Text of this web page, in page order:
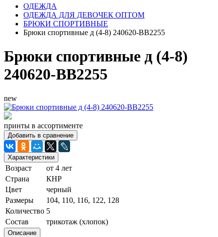
ОДЕЖДА
ОДЕЖДА ДЛЯ ДЕВОЧЕК ОПТОМ
БРЮКИ СПОРТИВНЫЕ
Брюки спортивные д (4-8) 240620-BB2255
Брюки спортивные д (4-8)
240620-BB2255
new
принты в ассортименте
Добавить в сравнение
Характеристики
Возраст
от 4 лет
Страна
КНР
Цвет
черный
Размеры
104, 110, 116, 122, 128
Количество 5
Состав
трикотаж (хлопок)
Описание